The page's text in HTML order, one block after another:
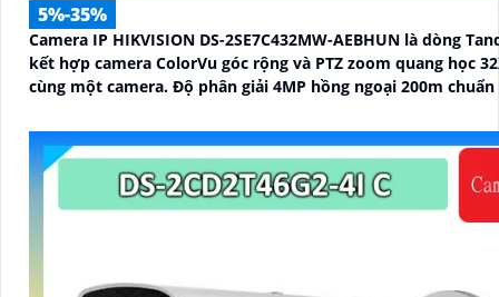
5%-35%
Camera IP HIKVISION DS-2SE7C432MW-AEBHUN là dòng
kết hợp camera ColorVu góc rộng và PTZ zoom quang học
cùng một camera. Độ phân giải 4MP hồng ngoại 200m chuẩn